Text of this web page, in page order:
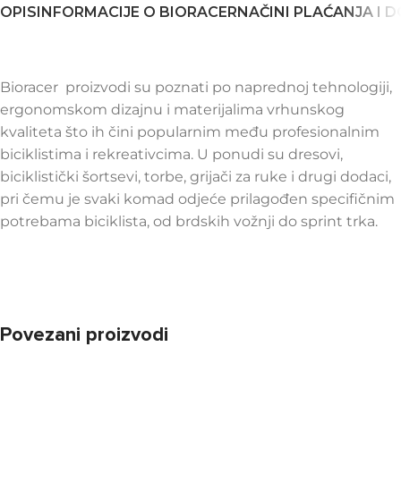
OPIS INFORMACIJE O BIORACER NAČINI PLAĆANJA I
Bioracer proizvodi su poznati po naprednoj tehnologiji,
ergonomskom dizajnu i materijalima vrhunskog
kvaliteta što ih čini popularnim među profesionalnim
biciklistima i rekreativcima. U ponudi su dresovi,
biciklistički šortsevi, torbe, grijači za ruke i drugi dodaci,
pri čemu je svaki komad odjeće prilagođen specifičnim
potrebama biciklista, od brdskih vožnji do sprint trka.
Povezani proizvodi